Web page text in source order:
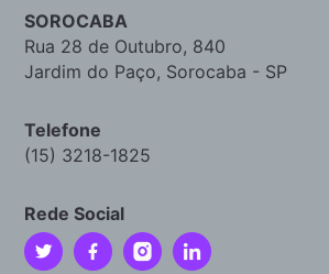
SOROCABA
Rua 28 de Outubro, 840
Jardim do Paço, Sorocaba - SP
Telefone
(15) 3218-1825
Rede Social